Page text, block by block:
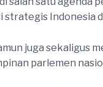
strategis Indonesia
juga sekaligus
parlemen